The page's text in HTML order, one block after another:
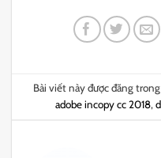
Bài viết này được đăng trong
adobe incopy cc 2018,